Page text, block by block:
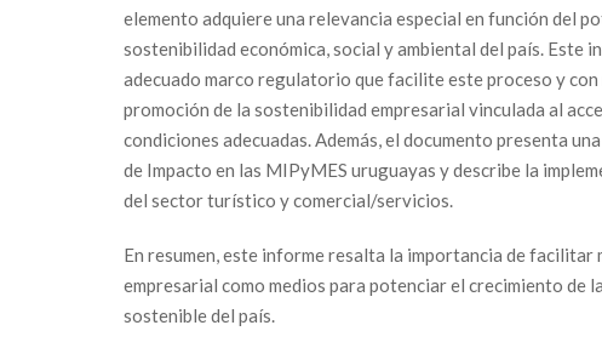
elemento adquiere una relevancia especial en función del
sostenibilidad económica, social y ambiental del país. Este
adecuado marco regulatorio que facilite este proceso y
promoción de la sostenibilidad empresarial vinculada al
condiciones adecuadas. Además, el documento presenta
de Impacto en las MIPyMES uruguayas y describe la
del sector turístico y comercial/servicios.
En resumen, este informe resalta la importancia de
empresarial como medios para potenciar el crecimiento
sostenible del país.